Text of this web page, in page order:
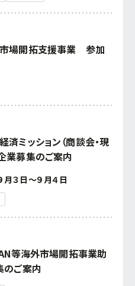
場開拓支援事業 参加
済ミッション（商談会・現
業募集のご案内
月３日～９月４日
等海外市場開拓事業助
ご案内